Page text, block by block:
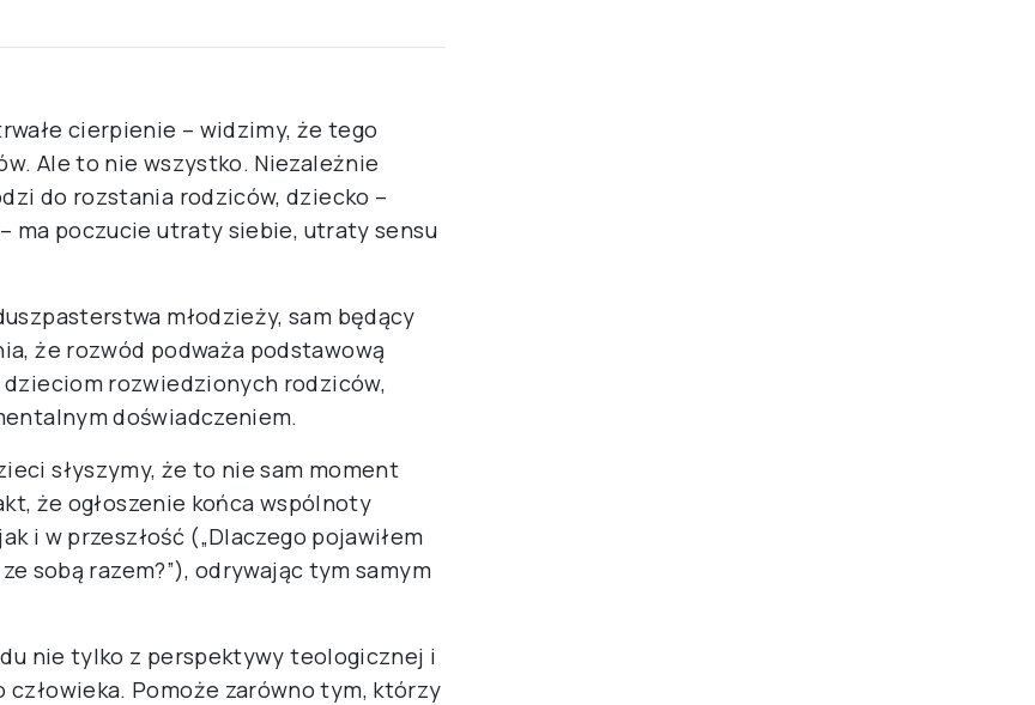
cierpienie – widzimy, że tego
Ale to nie wszystko. Niezależnie
do rozstania rodziców, dziecko –
ma poczucie utraty siebie, utraty sensu
młodzieży, sam będący
że rozwód podważa podstawową
rozwiedzionych rodziców,
doświadczeniem.
słyszymy, że to nie sam moment
że ogłoszenie końca wspólnoty
i w przeszłość („Dlaczego pojawiłem
sobą razem?”), odrywając tym samym
nie tylko z perspektywy teologicznej i
Pomoże zarówno tym, którzy